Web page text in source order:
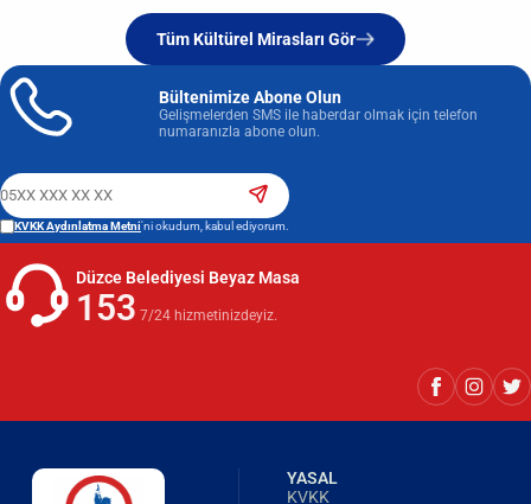
Tüm Kültürel Mirasları Gör
Bültenimize Abone Olun
Gelişmelerden SMS ile haberdar olmak için telefon
numaranızla abone olun.
KVKK Aydınlatma Metni'ni okudum, kabul ediyorum.
Düzce Belediyesi Beyaz Masa
153 7/24 hizmetinizdeyiz.
YASAL
KVKK